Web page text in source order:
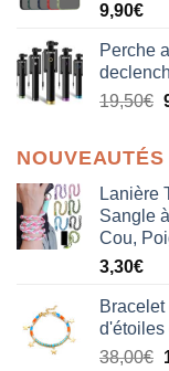
9,90€
Perche
19,50€
NOUVEAUTÉS
Lanière
Sangle
Cou,
3,30€
d'étoiles
38,00€